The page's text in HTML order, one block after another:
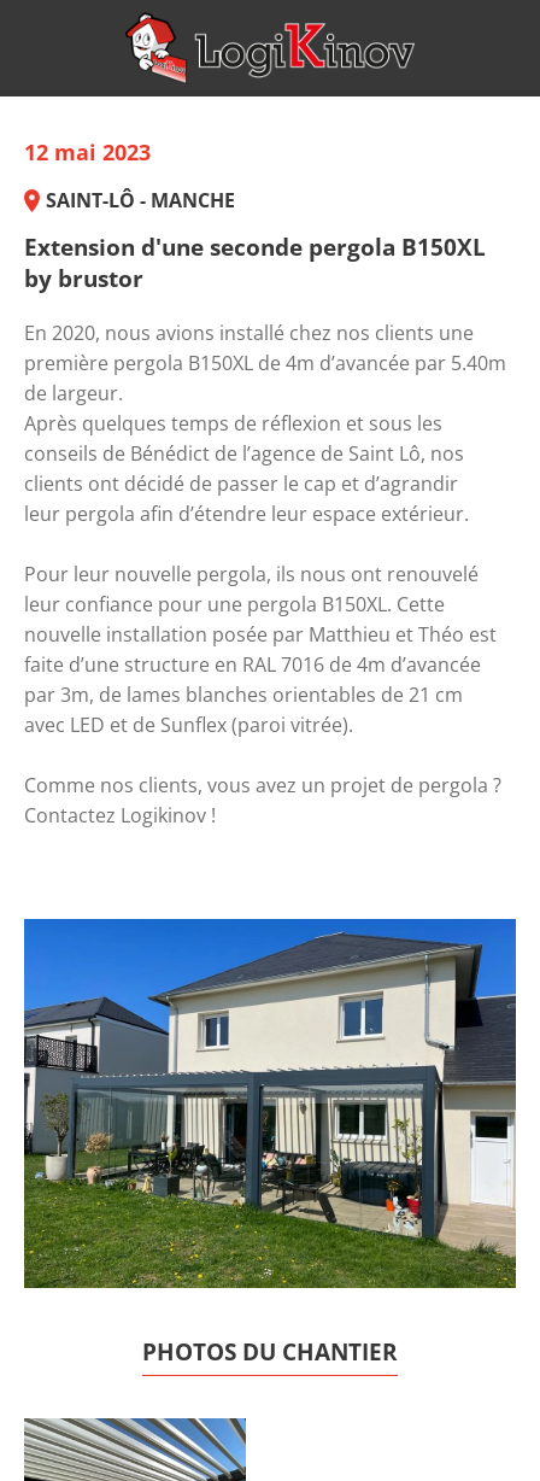
PHOTOS DU CHANTIER
12 mai 2023
SAINT-LÔ - MANCHE
Extension d'une seconde pergola B150XL
by brustor
En 2020, nous avions installé chez nos clients une
première pergola B150XL de 4m d’avancée par 5.40m
de largeur.
Après quelques temps de réflexion et sous les
conseils de Bénédict de l’agence de Saint Lô, nos
clients ont décidé de passer le cap et d’agrandir
leur pergola afin d’étendre leur espace extérieur.
Pour leur nouvelle pergola, ils nous ont renouvelé
leur confiance pour une pergola B150XL. Cette
nouvelle installation posée par Matthieu et Théo est
faite d’une structure en RAL 7016 de 4m d’avancée
par 3m, de lames blanches orientables de 21 cm
avec LED et de Sunflex (paroi vitrée).
Comme nos clients, vous avez un projet de pergola ?
Contactez Logikinov !